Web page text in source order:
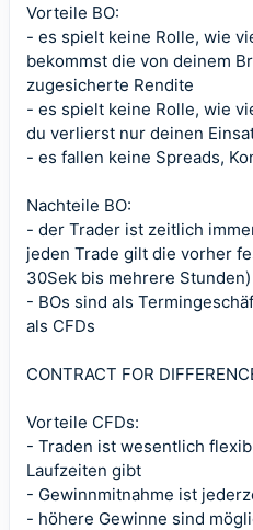
Vorteile BO:
- es spielt keine Rolle, wie
bekommst die von deinem
zugesicherte Rendite
- es spielt keine Rolle, wie
du verlierst nur deinen
- es fallen keine Spreads,
Nachteile BO:
- der Trader ist zeitlich
jeden Trade gilt die vorher
30Sek bis mehrere Stunden)
- BOs sind als
als CFDs
CONTRACT FOR
Vorteile CFDs:
- Traden ist wesentlich
Laufzeiten gibt
- Gewinnmitnahme ist
- höhere Gewinne sind